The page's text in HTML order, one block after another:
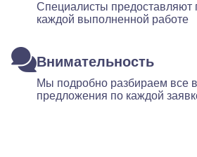
Специалисты предоставляют
каждой выполненной работе
Внимательность
Мы подробно разбираем все
предложения по каждой